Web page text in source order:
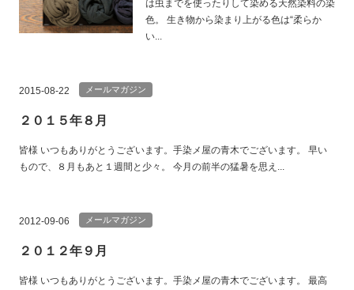
は虫までを使ったりして染める天然染料の染
色。 生き物から染まり上がる色は“柔らか
い...
2015-08-22 メールマガジン
２０１５年８月
皆様 いつもありがとうございます。手染メ屋の青木でございます。 早い
もので、８月もあと１週間と少々。 今月の前半の猛暑を思え...
2012-09-06 メールマガジン
２０１２年９月
皆様 いつもありがとうございます。手染メ屋の青木でございます。 最高